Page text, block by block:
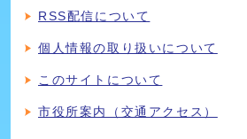
RSS配信について
個人情報の取り扱いについて
このサイトについて
市役所案内（交通アクセス）